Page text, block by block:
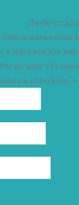
Su
para
información
usar el
en el boletín. >